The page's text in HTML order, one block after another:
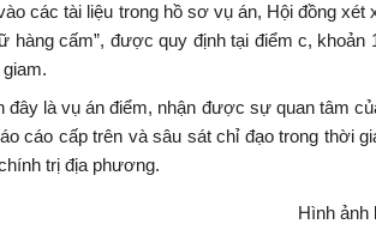
các tài liệu trong hồ sơ vụ án, Hội đồng xét
hàng cấm”, được quy định tại điểm c,
đây là vụ án điểm, nhận được sự quan tâm
cáo cấp trên và sâu sát chỉ đạo trong thời
trị địa phương.
Hình ảnh